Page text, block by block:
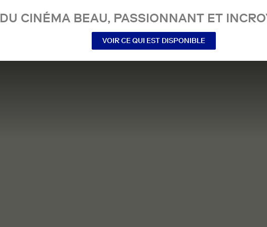
DU CINÉMA BEAU, PASSIONNANT ET
VOIR CE QUI EST DISPONIBLE